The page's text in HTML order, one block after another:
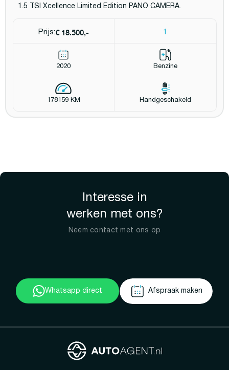
1.5 TSI Xcellence Limited Edition PANO CAMERA.
Prijs:€ 18.500,- 1
2020 Benzine
178159 KM Handgeschakeld
Interesse in
werken met ons?
Neem contact met ons op
Whatsapp direct Afspraak maken